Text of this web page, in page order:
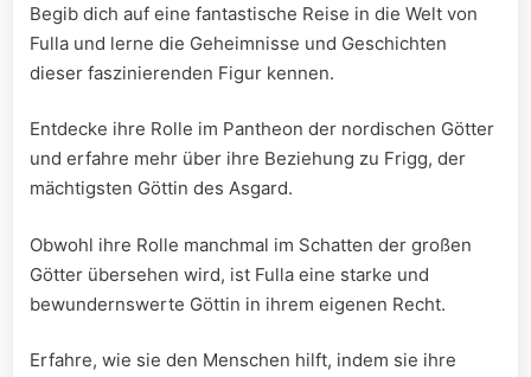
Begib dich auf eine fantastische Reise ⁤in die Welt von
Fulla und lerne die Geheimnisse und Geschichten
dieser faszinierenden Figur kennen.
Entdecke ihre Rolle im Pantheon der nordischen ⁣Götter
und erfahre mehr über ihre Beziehung ⁣zu Frigg, der
mächtigsten Göttin des Asgard.
Obwohl ⁣ihre Rolle manchmal ‍im ‌Schatten der großen‌
Götter übersehen wird, ist Fulla eine starke und
bewundernswerte Göttin in ihrem​ eigenen Recht.
Erfahre, wie⁣ sie den⁣ Menschen hilft, indem sie ihre